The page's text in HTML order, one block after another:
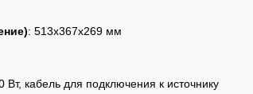
: 513x367x269 мм
Вт, кабель для подключения к источнику